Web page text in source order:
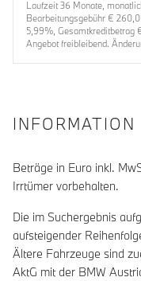
Laufzeit 36 Monate,
Bearbeitungsgebühr €
5,99%, Gesamtkreditbetrag
Angebot freibleibend.
INFORMATION
Beträge in Euro inkl.
Irrtümer vorbehalten.
Die im Suchergebnis
aufsteigender
Ältere Fahrzeuge sind
AktG mit der BMW